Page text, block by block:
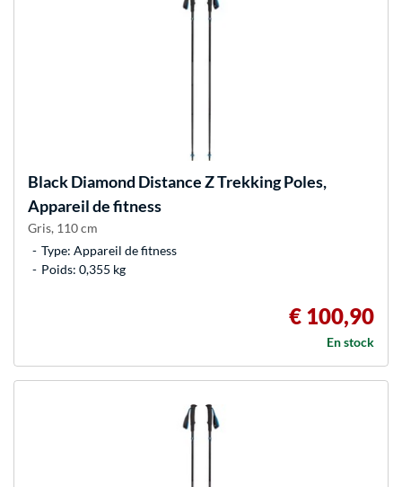
Black Diamond Distance Z Trekking Poles,
Appareil de fitness
Gris, 110 cm
Type: Appareil de fitness
Poids: 0,355 kg
€ 100,90
En stock